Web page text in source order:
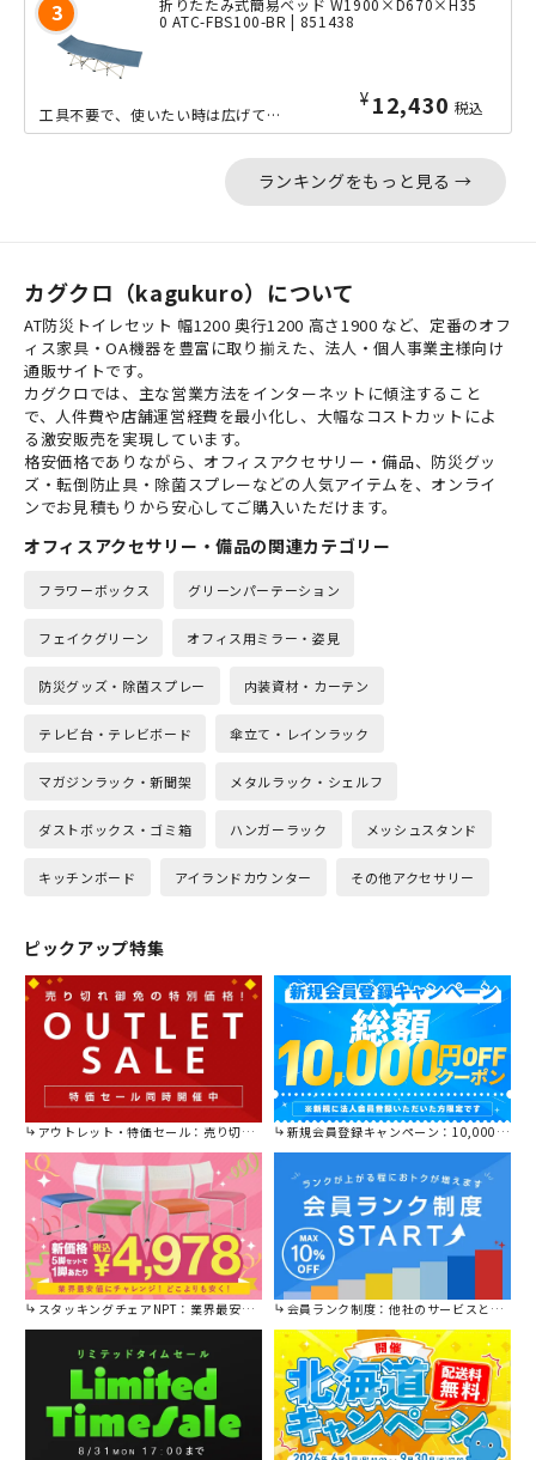
0 ATC-FBS100-BR | 851438
¥ 12,430 税込
工具不要で、使いたい時は広げて5秒ですぐに使える折り畳み式簡易ベッド。使わないと...
ランキングをもっと見る →
カグクロ（kagukuro）について
AT防災トイレセット 幅1200 奥行1200 高さ1900 など、定番のオフ
ィス家具・OA機器を豊富に取り揃えた、法人・個人事業主様向け
通販サイトです。
カグクロでは、主な営業方法をインターネットに傾注すること
で、人件費や店舗運営経費を最小化し、大幅なコストカットによ
る激安販売を実現しています。
格安価格でありながら、オフィスアクセサリー・備品、防災グッ
ズ・転倒防止具・除菌スプレーなどの人気アイテムを、オンライ
ンでお見積もりから安心してご購入いただけます。
オフィスアクセサリー・備品の関連カテゴリー
フラワーボックス グリーンパーテーション
フェイクグリーン オフィス用ミラー・姿見
防災グッズ・除菌スプレー 内装資材・カーテン
テレビ台・テレビボード 傘立て・レインラック
マガジンラック・新聞架 メタルラック・シェルフ
ダストボックス・ゴミ箱 ハンガーラック メッシュスタンド
キッチンボード アイランドカウンター その他アクセサリー
ピックアップ特集
アウトレット・特価セール：売り切れ御免の特別価格！ 新規会員登録キャンペーン：10,000円OFFクーポン進呈中！
スタッキングチェアNPT：業界最安値に挑戦！ 会員ランク制度：他社のサービスと比較してください。